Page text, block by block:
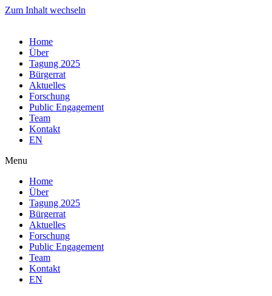
Zum Inhalt wechseln
Home
Über
Tagung 2025
Bürgerrat
Aktuelles
Forschung
Public Engagement
Team
Kontakt
EN
Menu
Home
Über
Tagung 2025
Bürgerrat
Aktuelles
Forschung
Public Engagement
Team
Kontakt
EN